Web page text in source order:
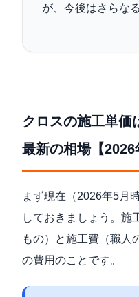
が、今後はさらな
クロスの施工単価
最新の相場【2026
まず現在（2026年5月
しておきましょう。施
もの）と施工費（職人
の費用のことです。